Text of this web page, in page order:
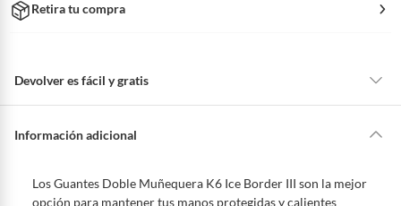
Retira tu compra
Devolver es fácil y gratis
en todo momento. Por eso, como clientes cuentas con garantías y
De conformidad con lo establecido en el artículo 47 de la Ley 1480 de
Información adicional
Los Guantes Doble Muñequera K6 Ice Border III son la mejor
opción para mantener tus manos protegidas y calientes